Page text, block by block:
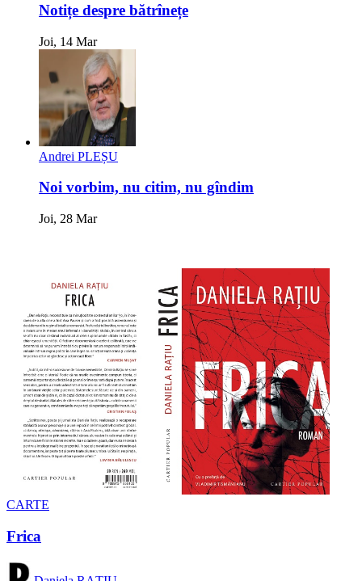
Notițe despre bătrînețe
Joi, 14 Mar
Andrei PLEȘU
Noi vorbim, nu citim, nu gîndim
Joi, 28 Mar
CARTE
Frica